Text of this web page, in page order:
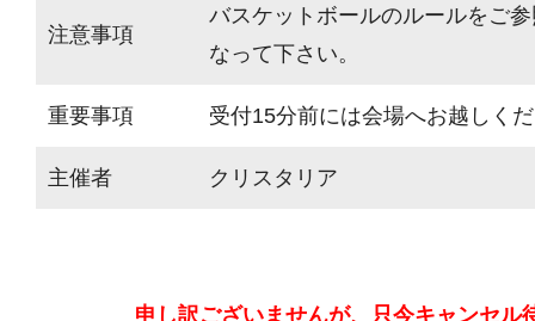
注意事項
バスケットボールのルールをご
なって下さい。
重要事項 受付15分前には会場へお越しく
主催者 クリスタリア
申し訳ございませんが、只今キャンセル